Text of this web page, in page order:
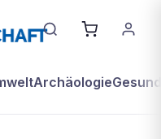
Archäologie